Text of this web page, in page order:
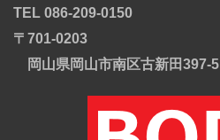
TEL 086-209-0150
〒701-0203
岡山県岡山市南区古新田397-5